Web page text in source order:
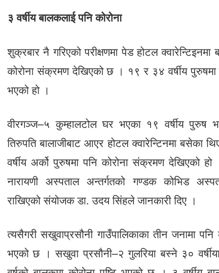
३ वर्षीय बालकलाई पनि कोरोना
शुक्रबार नै गरिएको परीक्षणमा पेड होटल
कोरोना संक्रमण देखिएको छ । १९ र ३४ वर्षीय पुरुषमा
भएको हो ।
वीरगञ्ज–५ कुम्हालटोल घर भएका १९ वर्षीय पुरुष
तिरुपति बालाजीबाट आएर होटल क्वारेन्टिनमा बसेका
वर्षीय अर्को पुरुषमा पनि कोरोना संक्रमण देखिएको
नारायणी अस्पताल अन्तर्गतको गण्डक कोभिड
राखिएको संयोजक डा. उदय सिंहले जानकारी दिए ।
त्यसैगरी सखुवाप्रसौनी गाउँपालिकाका तीन जनामा
भएको छ । सखुवा प्रसौनी–२ गुलरिया बस्ने ३०